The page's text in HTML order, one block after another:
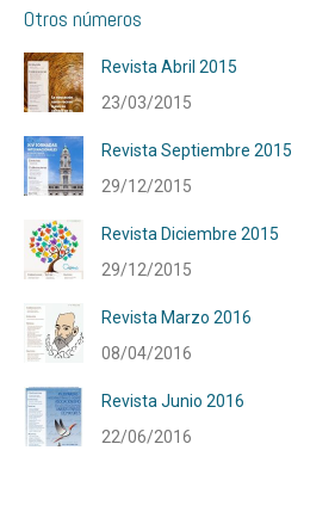
Otros números
Revista Abril 2015
23/03/2015
Revista Septiembre 2015
29/12/2015
Revista Diciembre 2015
29/12/2015
Revista Marzo 2016
08/04/2016
Revista Junio 2016
22/06/2016